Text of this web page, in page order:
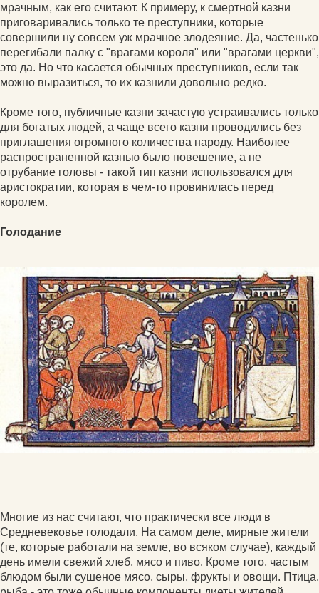
мрачным, как его считают. К примеру, к смертной казни
приговаривались только те преступники, которые
совершили ну совсем уж мрачное злодеяние. Да, частенько
перегибали палку с "врагами короля" или "врагами церкви",
это да. Но что касается обычных преступников, если так
можно выразиться, то их казнили довольно редко.
Кроме того, публичные казни зачастую устраивались только
для богатых людей, а чаще всего казни проводились без
приглашения огромного количества народу. Наиболее
распространенной казнью было повешение, а не
отрубание головы - такой тип казни использовался для
аристократии, которая в чем-то провинилась перед
королем.
Голодание
Многие из нас считают, что практически все люди в
Средневековье голодали. На самом деле, мирные жители
(те, которые работали на земле, во всяком случае), каждый
день имели свежий хлеб, мясо и пиво. Кроме того, частым
блюдом были сушеное мясо, сыры, фрукты и овощи. Птица,